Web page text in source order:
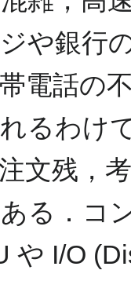
や銀行
電話の
るわけ
文残，
る．コ
や I/O